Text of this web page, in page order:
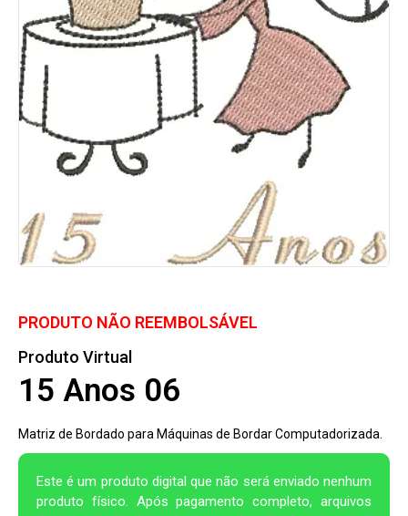
PRODUTO NÃO REEMBOLSÁVEL
Produto Virtual
15 Anos 06
Matriz de Bordado para Máquinas de Bordar Computadorizada.
Este é um produto digital que não será enviado nenhum
produto físico. Após pagamento completo, arquivos